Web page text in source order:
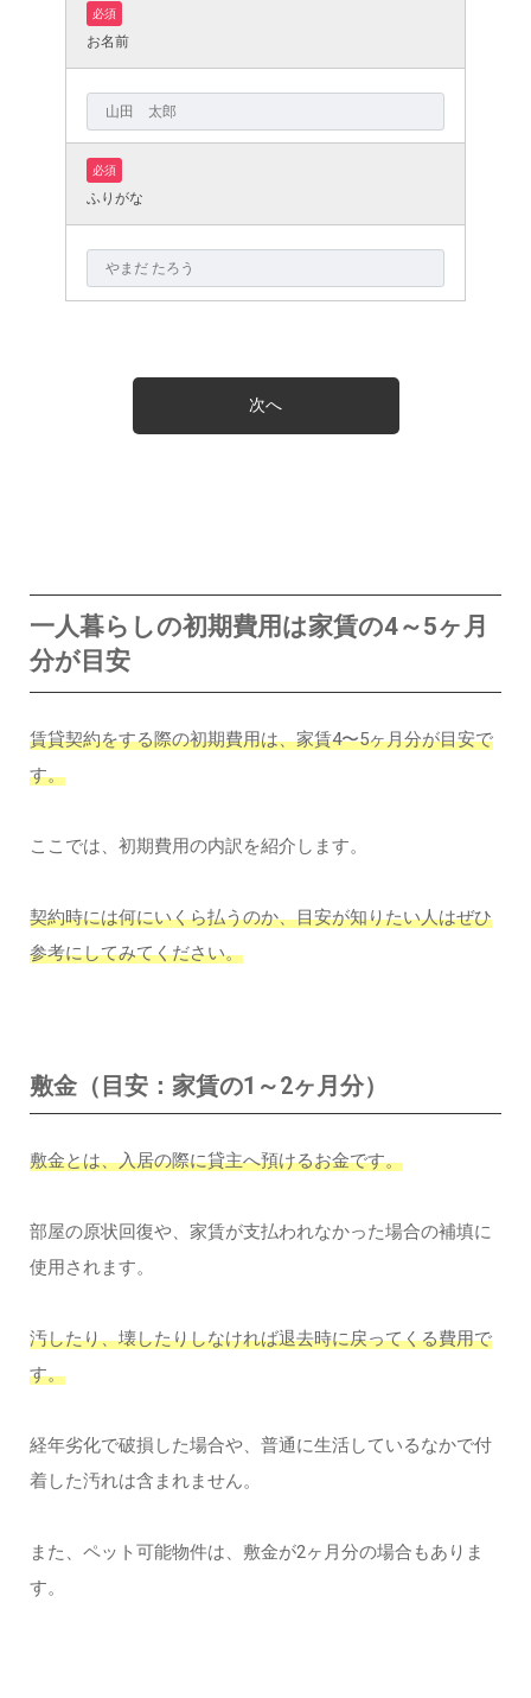
必須
お名前
必須
ふりがな
一人暮らしの初期費用は家賃の4～5ヶ月
分が目安
賃貸契約をする際の初期費用は、家賃4〜5ヶ月分が目安で
す。
ここでは、初期費用の内訳を紹介します。
契約時には何にいくら払うのか、目安が知りたい人はぜひ
参考にしてみてください。
敷金（目安：家賃の1～2ヶ月分）
敷金とは、入居の際に貸主へ預けるお金です。
部屋の原状回復や、家賃が支払われなかった場合の補填に
使用されます。
汚したり、壊したりしなければ退去時に戻ってくる費用で
す。
経年劣化で破損した場合や、普通に生活しているなかで付
着した汚れは含まれません。
また、ペット可能物件は、敷金が2ヶ月分の場合もありま
す。